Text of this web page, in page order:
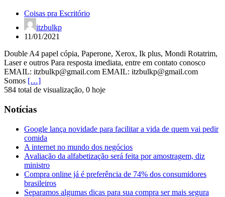
Coisas pra Escritório
itzbulkp
11/01/2021
Double A4 papel cópia, Paperone, Xerox, Ik plus, Mondi Rotatrim,
Laser e outros Para resposta imediata, entre em contato conosco
EMAIL: itzbulkp@gmail.com EMAIL: itzbulkp@gmail.com
Somos […]
584 total de visualização, 0 hoje
Notícias
Google lança novidade para facilitar a vida de quem vai pedir
comida
A internet no mundo dos negócios
Avaliação da alfabetização será feita por amostragem, diz
ministro
Compra online já é preferência de 74% dos consumidores
brasileiros
Separamos algumas dicas para sua compra ser mais segura